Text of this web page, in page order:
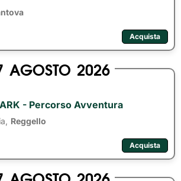
Acquista
AGOSTO 2026
- Percorso Avventura
Reggello
Acquista